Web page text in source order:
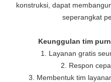
konstruksi, dapat
seperangkat
Keunggulan tim
1. Layanan gratis
2. Respon
3. Membentuk tim